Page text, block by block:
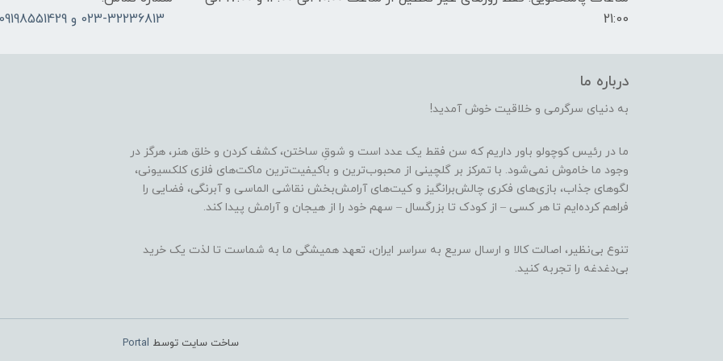
21:00
023-32236813 و 09198551429
درباره ما
به دنیای سرگرمی و خلاقیت خوش آمدید!
ما در رئیس کوچولو باور داریم که سن فقط یک عدد است و شوقِ ساختن، کشف کردن و خلق هنر، هرگز در
وجود ما خاموش نمی‌شود. با تمرکز بر گلچینی از محبوب‌ترین و باکیفیت‌ترین ماکت‌های فلزی کلکسیونی،
لگوهای جذاب، بازی‌های فکری چالش‌برانگیز و کیت‌های آرامش‌بخش نقاشی الماسی و آبرنگی، فضایی را
فراهم کرده‌ایم تا هر کسی – از کودک تا بزرگسال – سهم خود را از هیجان و آرامش پیدا کند.
تنوع بی‌نظیر، اصالت کالا و ارسال سریع به سراسر ایران، تعهد همیشگی ما به شماست تا لذت یک خرید
بی‌دغدغه را تجربه کنید.
ساخت سایت توسط Portal